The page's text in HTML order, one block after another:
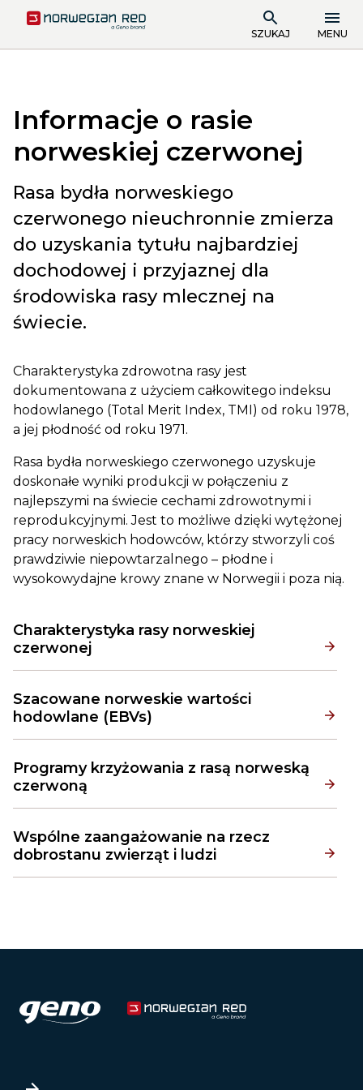
SZUKAJ MENU
Informacje o rasie
norweskiej czerwonej
Rasa bydła norweskiego
czerwonego nieuchronnie zmierza
do uzyskania tytułu najbardziej
dochodowej i przyjaznej dla
środowiska rasy mlecznej na
świecie.
Charakterystyka zdrowotna rasy jest
dokumentowana z użyciem całkowitego indeksu
hodowlanego (Total Merit Index, TMI) od roku 1978,
a jej płodność od roku 1971.
Rasa bydła norweskiego czerwonego uzyskuje
doskonałe wyniki produkcji w połączeniu z
najlepszymi na świecie cechami zdrowotnymi i
reprodukcyjnymi. Jest to możliwe dzięki wytężonej
pracy norweskich hodowców, którzy stworzyli coś
prawdziwie niepowtarzalnego – płodne i
wysokowydajne krowy znane w Norwegii i poza nią.
Charakterystyka rasy norweskiej
czerwonej
Szacowane norweskie wartości
hodowlane (EBVs)
Programy krzyżowania z rasą norweską
czerwoną
Wspólne zaangażowanie na rzecz
dobrostanu zwierząt i ludzi